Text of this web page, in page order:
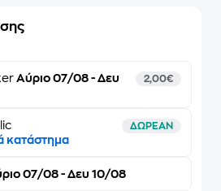
Αύριο 07/08 - Δευ
2,00€
ΔΩΡΕΑΝ
κατάστημα
07/08 - Δευ 10/08